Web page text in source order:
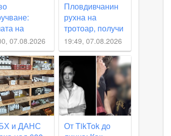
на
по-
07.08.2026
Пловдивчанин
рухна на
тротоар, получи
незаменима
помощ
19:49, 07.08.2026
и ДАНС
От TikTok до